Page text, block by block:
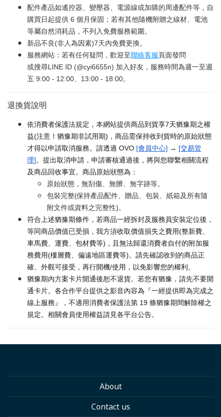
配件產品如遙控器、變壓器、電源線或加購的周邊配件等，自
購買日起提供 6 個月保固；若有其他隨機附贈之線材、電池
等屬自然消耗品，不列入免費服務範圍。
新品不良(非人為因素)7天內免費更換。
服務網站：若有任何疑問，歡迎至聯絡客服頁面發問
或搜尋LINE ID (@cyi6655n) 加入好友，服務時間為週一至週
五 9:00 - 12:00、13:00 - 18:00。
退換貨說明
依消費者保護法規定，本網站提供商品到貨享7天猶豫期之權
益(注意！猶豫期非試用期)，商品需保持收到貨時的原始狀態
才得以申請取消服務。請透過 OVO [會員中心] → [交易管
理]。提出取消申請，申請審核通過後，將與您聯繫相關流程
及商品回收事宜。商品原始狀態為：
原始狀態，無刮傷、無髒、無字跡等。
包裝完整(保持產品配件、贈品、包裝、紙箱及所有隨
附文件或資料之完整性)。
符合上述猶豫期條件，若商品一經拆封及服務員安裝定位後，
等同商品價值已受損，我方須收取價值損失之費用(整新費、
車馬費、運費、包材費等)，且無法歸還消費者自付的附加服
務費用(樓層費、偏遠地區運費等)。請先確認收到的商品正
確、外觀可接受，再行開機/使用，以免影響您的權利。
猶豫期內方案卡片開通後恕不退貨。若您有猶豫，請先不要開
通卡片。各合作平台提供之影音內容為『一經提供即為完成之
線上服務』，不適用消費者保護法第 19 條猶豫期間解除權之
規定。相關會員使用權益請見各平台公告。
About
Contact us